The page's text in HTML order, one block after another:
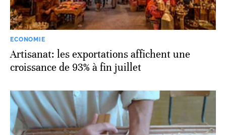
ECONOMIE
Artisanat: les exportations affichent une
croissance de 93% à fin juillet